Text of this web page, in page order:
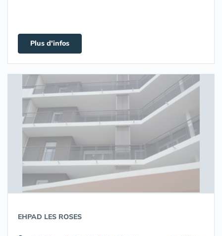
Plus d'infos
EHPAD LES ROSES